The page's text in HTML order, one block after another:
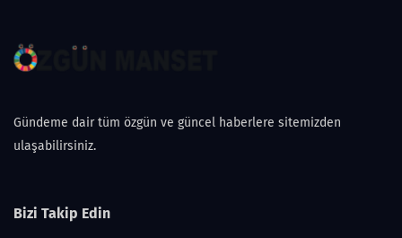
Gündeme dair tüm özgün ve güncel haberlere sitemizden
ulaşabilirsiniz.
Bizi Takip Edin